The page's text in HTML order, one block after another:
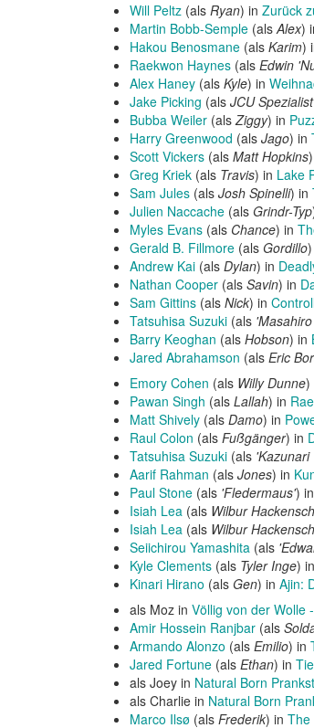
Will Peltz (als Ryan) in Zurück
Martin Bobb-Semple (alsAlex)
Hakou Benosmane (als Karim)
Raekwon Haynes (als Edwin
Alex Haney (als Kyle) in
Jake Picking (als JCU
Bubba Weiler (alsZiggy) in
Harry Greenwood (als Jago) in
Scott Vickers (als Matt Hopkins
Greg Kriek (als Travis) in Lake
Sam Jules (als Josh Spinelli) in
Julien Naccache (als Grindr-Typ
Myles Evans (als Chance) in
Gerald B. Fillmore (als Gordillo
Andrew Kai (als Dylan) in
Nathan Cooper (als Savin) in
Sam Gittins (als Nick) in
Tatsuhisa Suzuki (als
Barry Keoghan (als Hobson) in
Jared Abrahamson (als Eric
Emory Cohen (als Willy Dunne)
Pawan Singh (als Lallah) in
Matt Shively (als Damo) in
Raul Colon (als Fußgänger) in
Tatsuhisa Suzuki (als 'Kazunari
Aarif Rahman (als Jones) in
Paul Stone (als 'Fledermaus') in
Isiah Lea (als Wilbur
Isiah Lea (als Wilbur
Seiichirou Yamashita (als
Kyle Clements (als Tyler Inge) in
Kinari Hirano (als Gen) in Ajin:
als Moz in Völlig von der Wolle
Amir Hossein Ranjbar (als
Armando Alonzo (als Emilio) in
Jared Fortune (als Ethan) in
als Joey in Natural Born
als Charlie in Natural Born
Marco Ilsø (als Frederik) in The